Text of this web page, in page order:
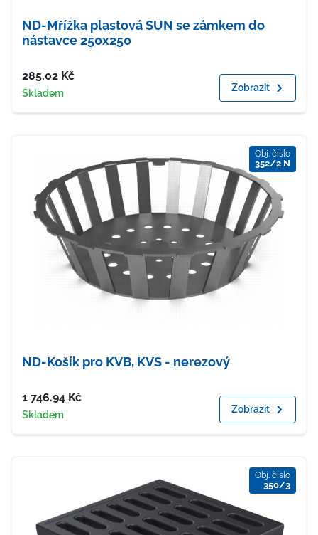
ND-Mřížka plastová SUN se zámkem do
nástavce 250x250
Cena
285.02 Kč
Dostupnost
Skladem Zobrazit
Obj. číslo
352/2 N
ND-Košík pro KVB, KVS - nerezový
Cena
1 746.94 Kč
Dostupnost
Skladem Zobrazit
Obj. číslo
350/3